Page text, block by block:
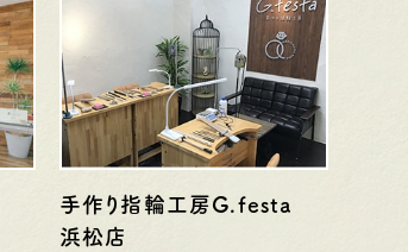
手作り指輪工房G.festa
浜松店